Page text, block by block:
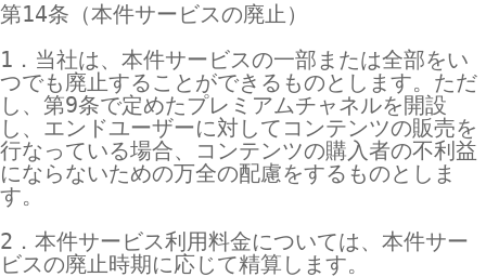
第14条（本件サービスの廃止）
1．当社は、本件サービスの一部または全部をい
つでも廃止することができるものとします。ただ
し、第9条で定めたプレミアムチャネルを開設
し、エンドユーザーに対してコンテンツの販売を
行なっている場合、コンテンツの購入者の不利益
にならないための万全の配慮をするものとしま
す。
2．本件サービス利用料金については、本件サー
ビスの廃止時期に応じて精算します。